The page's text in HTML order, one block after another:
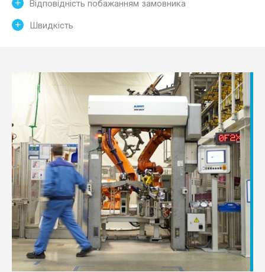
Відповідність побажанням замовника
Швидкість